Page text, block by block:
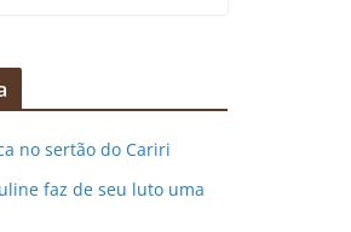
no sertão do Cariri
faz de seu luto uma